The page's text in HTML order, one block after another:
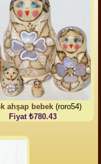
ahşap bebek(roro54)
Fiyat ₺780.43